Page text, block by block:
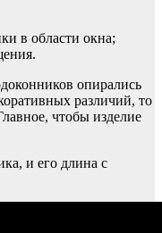
в области окна;
опирались
различий, то
чтобы изделие
и его длина с